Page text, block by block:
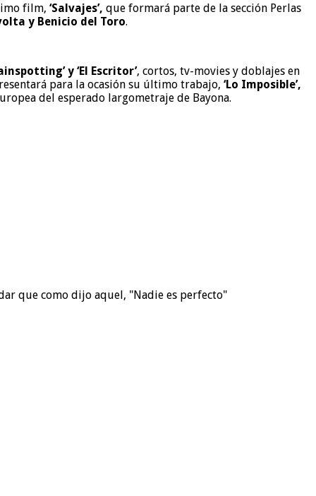
film, ‘Salvajes’, que formará parte de la sección Perlas
y Benicio del Toro.
y ‘El Escritor’, cortos, tv-movies y doblajes en
para la ocasión su último trabajo, ‘Lo Imposible’,
del esperado largometraje de Bayona.
que como dijo aquel, "Nadie es perfecto"